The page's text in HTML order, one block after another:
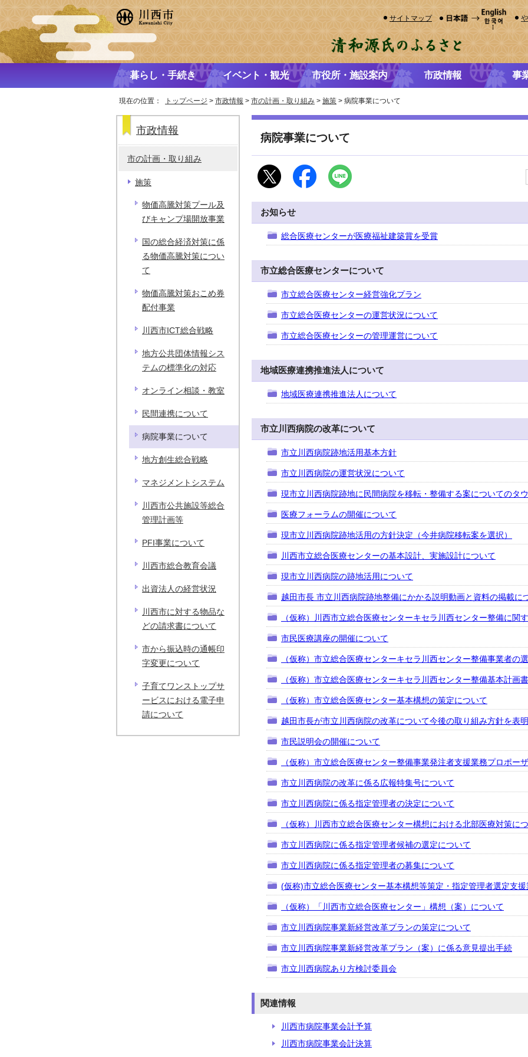
サイトマップ
暮らし・手続き イベント・観光 市役所・施設案内 市政情報 事
現在の位置： トップページ > 市政情報 > 市の計画・取り組み > 施策 > 病院事業について
病院事業について
お知らせ
総合医療センターが医療福祉建築賞を受賞
市立総合医療センターについて
市立総合医療センター経営強化プラン
市立総合医療センターの運営状況について
市立総合医療センターの管理運営について
地域医療連携推進法人について
地域医療連携推進法人について
市立川西病院の改革について
市立川西病院跡地活用基本方針
市立川西病院の運営状況について
現市立川西病院跡地に民間病院を移転・整備する案についてのタ
医療フォーラムの開催について
現市立川西病院跡地活用の方針決定（今井病院移転案を選択）
川西市立総合医療センターの基本設計、実施設計について
現市立川西病院の跡地活用について
越田市長 市立川西病院跡地整備にかかる説明動画と資料の掲載に
（仮称）川西市立総合医療センターキセラ川西センター整備に関
市民医療講座の開催について
（仮称）市立総合医療センターキセラ川西センター整備事業者の
（仮称）市立総合医療センターキセラ川西センター整備基本計画
（仮称）市立総合医療センター基本構想の策定について
越田市長が市立川西病院の改革について今後の取り組み方針を表明
市民説明会の開催について
（仮称）市立総合医療センター整備事業発注者支援業務プロポー
市立川西病院の改革に係る広報特集号について
市立川西病院に係る指定管理者の決定について
（仮称）川西市立総合医療センター構想における北部医療対策に
市立川西病院に係る指定管理者候補の選定について
市立川西病院に係る指定管理者の募集について
(仮称)市立総合医療センター基本構想等策定・指定管理者選定支
（仮称）「川西市立総合医療センター」構想（案）について
市立川西病院事業新経営改革プランの策定について
市立川西病院事業新経営改革プラン（案）に係る意見提出手続
市立川西病院あり方検討委員会
関連情報
川西市病院事業会計予算
川西市病院事業会計決算
市政情報
市の計画・取り組み
施策
物価高騰対策プール及
びキャンプ場開放事業
国の総合経済対策に係
る物価高騰対策につい
て
物価高騰対策おこめ券
配付事業
川西市ICT総合戦略
地方公共団体情報シス
テムの標準化の対応
オンライン相談・教室
民間連携について
病院事業について
地方創生総合戦略
マネジメントシステム
川西市公共施設等総合
管理計画等
PFI事業について
川西市総合教育会議
出資法人の経営状況
川西市に対する物品な
どの請求書について
市から振込時の通帳印
字変更について
子育てワンストップサ
ービスにおける電子申
請について